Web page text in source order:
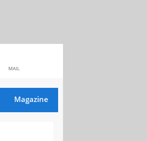
MAIL
Magazine